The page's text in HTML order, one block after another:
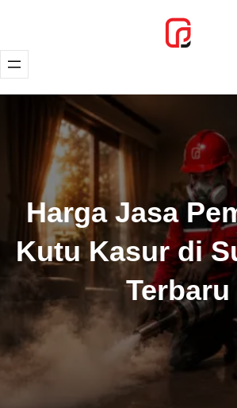
konten
Harga Jasa
Kutu Kasur di
Terbaru